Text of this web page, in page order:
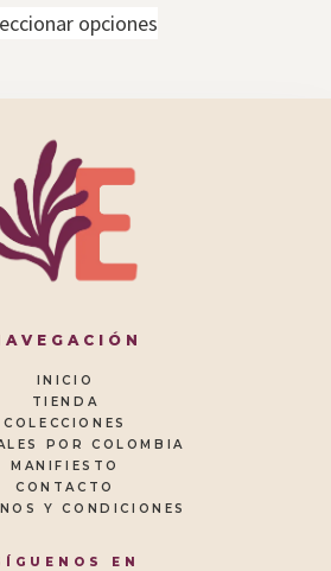
opciones
INICIO
TIENDA
COLECCIONES
POR COLOMBIA
MANIFIESTO
CONTACTO
Y CONDICIONES
EN